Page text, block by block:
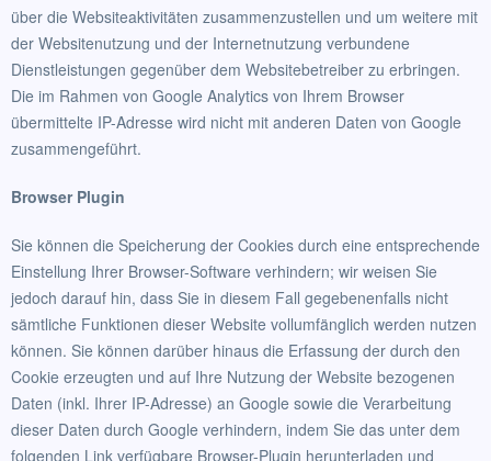
über die Websiteaktivitäten zusammenzustellen und um weitere mit
der Websitenutzung und der Internetnutzung verbundene
Dienstleistungen gegenüber dem Websitebetreiber zu erbringen.
Die im Rahmen von Google Analytics von Ihrem Browser
übermittelte IP-Adresse wird nicht mit anderen Daten von Google
zusammengeführt.
Browser Plugin
Sie können die Speicherung der Cookies durch eine entsprechende
Einstellung Ihrer Browser-Software verhindern; wir weisen Sie
jedoch darauf hin, dass Sie in diesem Fall gegebenenfalls nicht
sämtliche Funktionen dieser Website vollumfänglich werden nutzen
können. Sie können darüber hinaus die Erfassung der durch den
Cookie erzeugten und auf Ihre Nutzung der Website bezogenen
Daten (inkl. Ihrer IP-Adresse) an Google sowie die Verarbeitung
dieser Daten durch Google verhindern, indem Sie das unter dem
folgenden Link verfügbare Browser-Plugin herunterladen und